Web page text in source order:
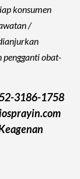
konsumen
/
pengganti obat-
3186-1758